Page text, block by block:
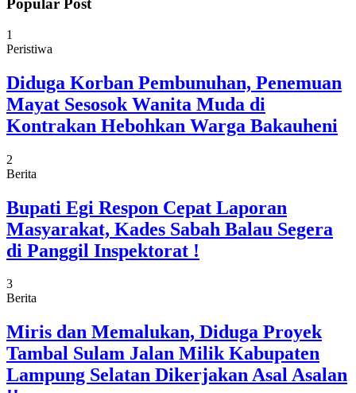
Popular Post
1
Peristiwa
Diduga Korban Pembunuhan, Penemuan
Mayat Sesosok Wanita Muda di
Kontrakan Hebohkan Warga Bakauheni
2
Berita
Bupati Egi Respon Cepat Laporan
Masyarakat, Kades Sabah Balau Segera
di Panggil Inspektorat !
3
Berita
Miris dan Memalukan, Diduga Proyek
Tambal Sulam Jalan Milik Kabupaten
Lampung Selatan Dikerjakan Asal Asalan